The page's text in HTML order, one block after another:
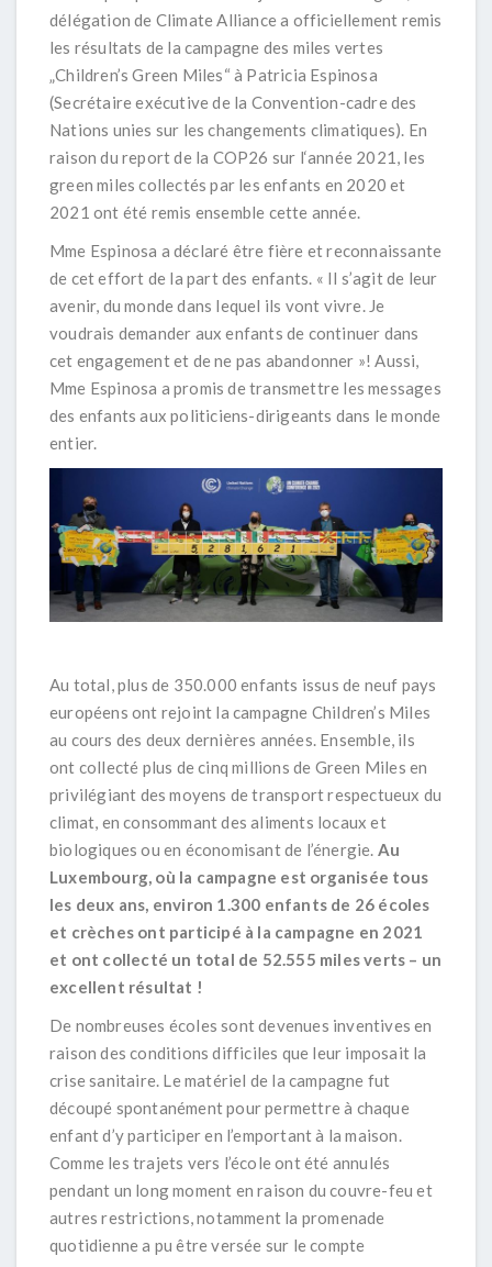
délégation de Climate Alliance a officiellement remis
les résultats de la campagne des miles vertes
„Children’s Green Miles“ à Patricia Espinosa
(Secrétaire exécutive de la Convention-cadre des
Nations unies sur les changements climatiques). En
raison du report de la COP26 sur l‘année 2021, les
green miles collectés par les enfants en 2020 et
2021 ont été remis ensemble cette année.
Mme Espinosa a déclaré être fière et reconnaissante
de cet effort de la part des enfants. « Il s’agit de leur
avenir, du monde dans lequel ils vont vivre. Je
voudrais demander aux enfants de continuer dans
cet engagement et de ne pas abandonner »! Aussi,
Mme Espinosa a promis de transmettre les messages
des enfants aux politiciens-dirigeants dans le monde
entier.
Au total, plus de 350.000 enfants issus de neuf pays
européens ont rejoint la campagne Children’s Miles
au cours des deux dernières années. Ensemble, ils
ont collecté plus de cinq millions de Green Miles en
privilégiant des moyens de transport respectueux du
climat, en consommant des aliments locaux et
biologiques ou en économisant de l’énergie. Au
Luxembourg, où la campagne est organisée tous
les deux ans, environ 1.300 enfants de 26 écoles
et crèches ont participé à la campagne en 2021
et ont collecté un total de 52.555 miles verts – un
excellent résultat !
De nombreuses écoles sont devenues inventives en
raison des conditions difficiles que leur imposait la
crise sanitaire. Le matériel de la campagne fut
découpé spontanément pour permettre à chaque
enfant d’y participer en l’emportant à la maison.
Comme les trajets vers l’école ont été annulés
pendant un long moment en raison du couvre-feu et
autres restrictions, notamment la promenade
quotidienne a pu être versée sur le compte